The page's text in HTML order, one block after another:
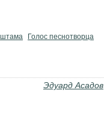
Голос песнотворца
Эдуард Асадов